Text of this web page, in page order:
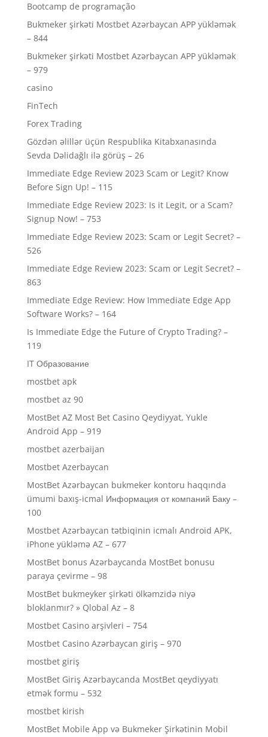
Bootcamp de programação
Bukmeker şirkəti Mostbet Azərbaycan APP yükləmək
– 844
Bukmeker şirkəti Mostbet Azərbaycan APP yükləmək
– 979
casino
FinTech
Forex Trading
Gözdən əlillər üçün Respublika Kitabxanasında
Sevda Dəlidağlı ilə görüş – 26
Immediate Edge Review 2023 Scam or Legit? Know
Before Sign Up! – 115
Immediate Edge Review 2023: Is it Legit, or a Scam?
Signup Now! – 753
Immediate Edge Review 2023: Scam or Legit Secret? –
526
Immediate Edge Review 2023: Scam or Legit Secret? –
863
Immediate Edge Review: How Immediate Edge App
Software Works? – 164
Is Immediate Edge the Future of Crypto Trading? –
119
IT Образование
mostbet apk
mostbet az 90
MostBet AZ Most Bet Casino Qeydiyyat, Yukle
Android App – 919
mostbet azerbaijan
Mostbet Azerbaycan
MostBet Azərbaycan bukmeker kontoru haqqında
ümumi baxış-icmal Информация от компаний Баку –
100
Mostbet Azərbaycan tətbiqinin icmalı Android APK,
iPhone yükləmə AZ – 677
MostBet bonus Azərbaycanda MostBet bonusu
paraya çevirme – 98
MostBet bukmeyker şirkəti ölkəmzidə niyə
bloklanmır? » Qlobal Az – 8
Mostbet Casino arşivleri – 754
Mostbet Casino Azərbaycan giriş – 970
mostbet giriş
MostBet Giriş Azərbaycanda MostBet qeydiyyatı
etmək formu – 532
mostbet kirish
MostBet Mobile App və Bukmeker Şirkətinin Mobil